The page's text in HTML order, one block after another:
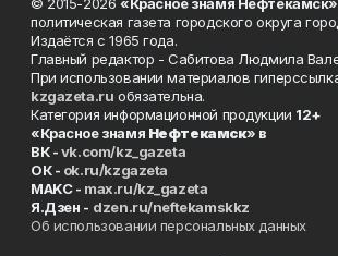
политическая газета городского округа
Издаётся с 1965 года.
Главный редактор - Сабитова Людмила
При использовании материалов
kzgazeta.ru обязательна.
Категория информационной продукции 12+
«Красное знамя Нефтекамск» в
ВК -vk.com/kz_gazeta
ОК - ok.ru/kzgazeta
MAKC - max.ru/kz_gazeta
Я.Дзен - dzen.ru/neftekamskkz
Об использовании персональных данных